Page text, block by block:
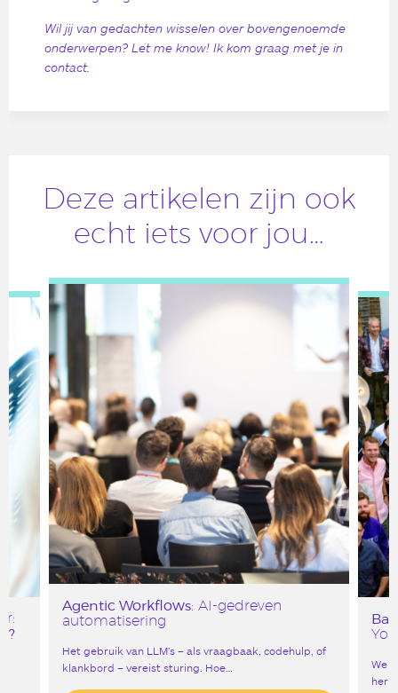
Wil jij van gedachten wisselen over bovengenoemde
onderwerpen? Let me know! Ik kom graag met je in
contact.
Deze artikelen zijn ook
echt iets voor jou…
Agentic Workflows: AI-gedreven
automatisering
Het gebruik van LLM’s – als vraagbaak, codehulp, of
klankbord – vereist sturing. Hoe…
We